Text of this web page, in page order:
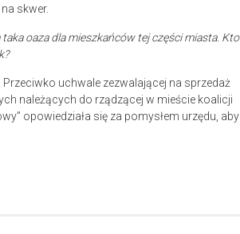
skwer.
taka oaza dla mieszkańców tej części miasta. Kto
uchwale zezwalającej na sprzedaż
należących do rządzącej w mieście koalicji
opowiedziała się za pomysłem urzędu, aby